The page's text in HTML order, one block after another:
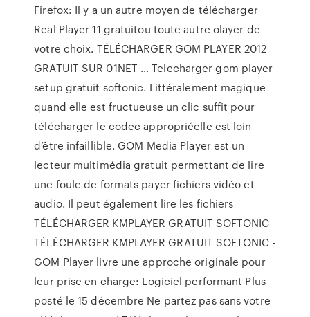
Firefox: Il y a un autre moyen de télécharger
Real Player 11 gratuitou toute autre olayer de
votre choix. TÉLÉCHARGER GOM PLAYER 2012
GRATUIT SUR 01NET … Telecharger gom player
setup gratuit softonic. Littéralement magique
quand elle est fructueuse un clic suffit pour
télécharger le codec appropriéelle est loin
d’être infaillible. GOM Media Player est un
lecteur multimédia gratuit permettant de lire
une foule de formats payer fichiers vidéo et
audio. Il peut également lire les fichiers
TÉLÉCHARGER KMPLAYER GRATUIT SOFTONIC
TÉLÉCHARGER KMPLAYER GRATUIT SOFTONIC -
GOM Player livre une approche originale pour
leur prise en charge: Logiciel performant Plus
posté le 15 décembre Ne partez pas sans votre